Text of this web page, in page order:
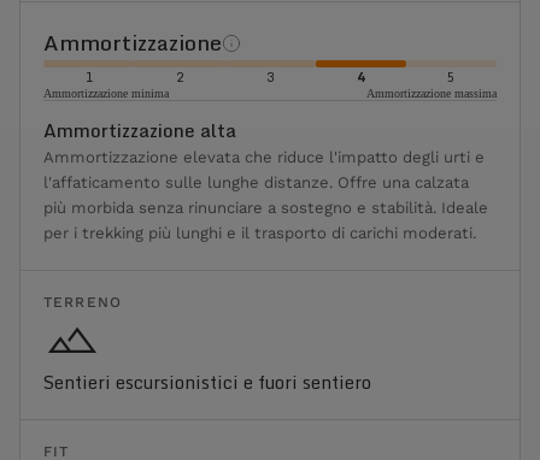
Ammortizzazione
1 2 3 4 5
Ammortizzazione minima Ammortizzazione massima
Ammortizzazione alta
Ammortizzazione elevata che riduce l'impatto degli urti e
l'affaticamento sulle lunghe distanze. Offre una calzata
più morbida senza rinunciare a sostegno e stabilità. Ideale
per i trekking più lunghi e il trasporto di carichi moderati.
TERRENO
Sentieri escursionistici e fuori sentiero
FIT